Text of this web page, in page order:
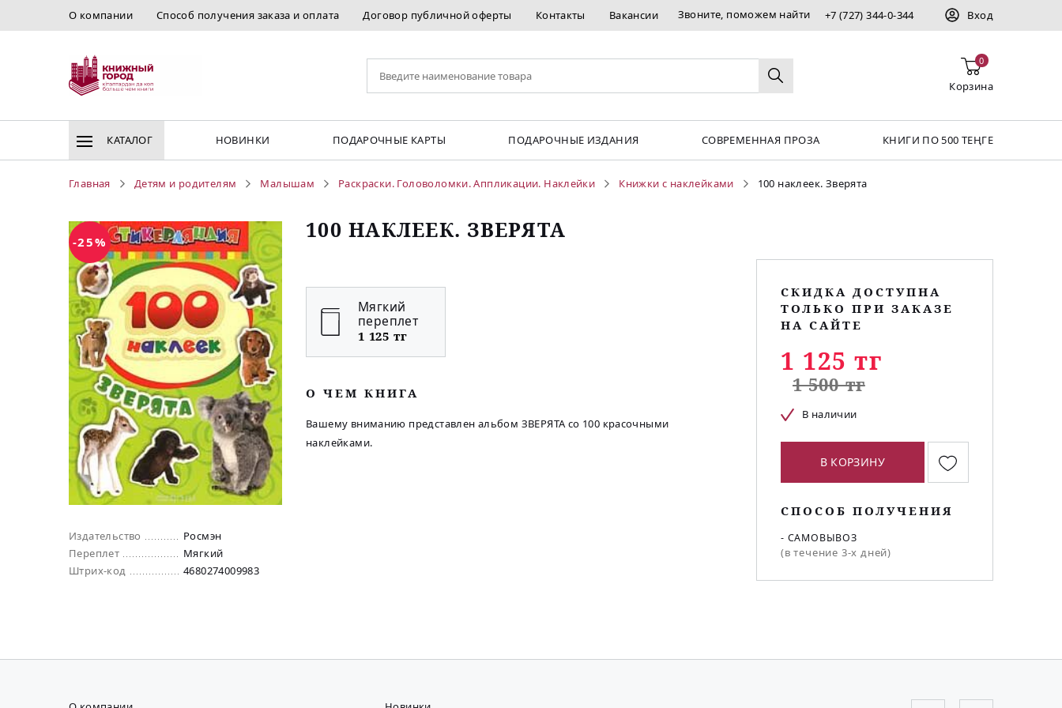
О компании Способ получения заказа и оплата Договор публичной оферты Контакты Вакансии Звоните, поможем найти +7 (727) 344-0-344 Вход
0
Корзина
КАТАЛОГ НОВИНКИ ПОДАРОЧНЫЕ КАРТЫ ПОДАРОЧНЫЕ ИЗДАНИЯ СОВРЕМЕННАЯ ПРОЗА КНИГИ ПО 500 ТЕҢГЕ
Главная Детям и родителям Малышам Раскраски. Головоломки. Аппликации. Наклейки Книжки с наклейками 100 наклеек. Зверята
-25%
Издательство
Росмэн
Переплет
Мягкий
Штрих-код
4680274009983
100 НАКЛЕЕК. ЗВЕРЯТА
Мягкий
переплет
1 125 тг
O ЧЕМ КНИГА
Вашему вниманию представлен альбом ЗВЕРЯТА со 100 красочными
наклейками.
СКИДКА ДОСТУПНА
ТОЛЬКО ПРИ ЗАКАЗЕ
НА САЙТЕ
1 125 тг
1 500 тг
В наличии
В КОРЗИНУ
СПОСОБ ПОЛУЧЕНИЯ
- САМОВЫВОЗ
(в течение 3-х дней)